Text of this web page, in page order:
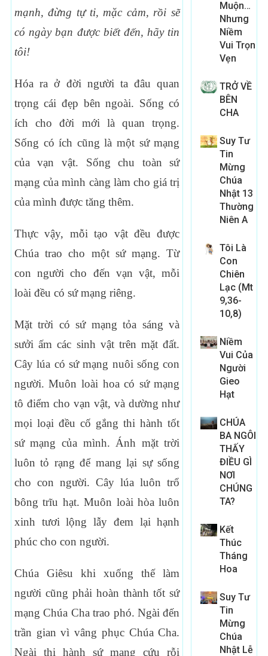
mạnh,đừng tự ti, mặc cảm, rồi sẽ
có ngày bạn được biết đến, hãy tin
tôi!
Hóa ra ở đời người ta đâu quan
trọng cái đẹp bên ngoài. Sống có
ích cho đời mới là quan trọng.
Sống có ích cũng là một sứ mạng
của vạn vật. Sống chu toàn sứ
mạng của mình càng làm cho giá trị
của mình được tăng thêm.
Thực vậy, mỗi tạo vật đều được
Chúa trao cho một sứ mạng. Từ
con người cho đến vạn vật, mỗi
loài đều có sứ mạng riêng.
Mặt trời có sứ mạng tỏa sáng và
sưởi ấm các sinh vật trên mặt đất.
Cây lúa có sứ mạng nuôi sống con
người. Muôn loài hoa có sứ mạng
tô điểm cho vạn vật, và dường như
mọi loại đều cố gắng thi hành tốt
sứ mạng của mình. Ánh mặt trời
luôn tỏ rạng để mang lại sự sống
cho con người. Cây lúa luôn trổ
bông trĩu hạt. Muôn loài hòa luôn
xinh tươi lộng lẫy đem lại hạnh
phúc cho con người.
Chúa Giêsu khi xuống thế làm
người cũng phải hoàn thành tốt sứ
mạng Chúa Cha trao phó. Ngài đến
trần gian vì vâng phục Chúa Cha.
Ngài thi hành sứ mạng cứu rỗi
Muộn…
Nhưng
Niềm
Vui Trọn
Vẹn
TRỞ VỀ
BÊN
CHA
Suy Tư
Tin
Mừng
Chúa
Nhật 13
Thường
Niên A
Tôi Là
Con
Chiên
Lạc (Mt
9,36-
10,8)
Niềm
Vui Của
Người
Gieo
Hạt
CHÚA
BA NGÔI
THẤY
ĐIỀU GÌ
NƠI
CHÚNG
TA?
Kết
Thúc
Tháng
Hoa
Suy Tư
Tin
Mừng
Chúa
Nhật Lễ